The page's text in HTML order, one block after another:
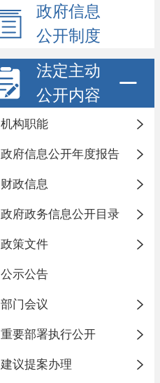
政府信息
公开制度
法定主动
公开内容
机构职能
政府信息公开年度报告
财政信息
政府政务信息公开目录
政策文件
公示公告
部门会议
重要部署执行公开
建议提案办理